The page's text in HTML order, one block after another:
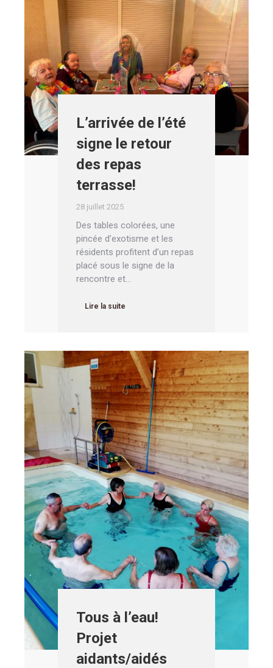
L’arrivée de l’été
signe le retour
des repas
terrasse!
28 juillet 2025
Des tables colorées, une
pincée d’exotisme et les
résidents profitent d’un repas
placé sous le signe de la
rencontre et…
Lire la suite
Tous à l’eau!
Projet
aidants/aidés